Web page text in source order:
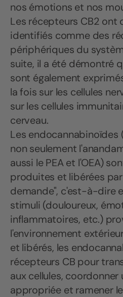
nos émotions et nos
Les récepteurs CB2 ont
identifiés comme des
périphériques du
suite, il a été démontré
sont également
la fois sur les cellules
sur les cellules
cerveau.
Les
non seulement
aussi le PEA et l'OEA)
produites et libérées
demande", c'est-à-dire
stimuli (douloureux,
inflammatoires, etc.)
l'environnement
et libérés, les
récepteurs CB pour
aux cellules, coordonner
appropriée et ramener